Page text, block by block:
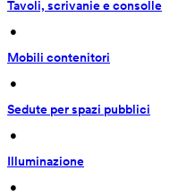
Tavoli, scrivanie e consolle
•
Mobili contenitori
•
Sedute per spazi pubblici
•
Illuminazione
•